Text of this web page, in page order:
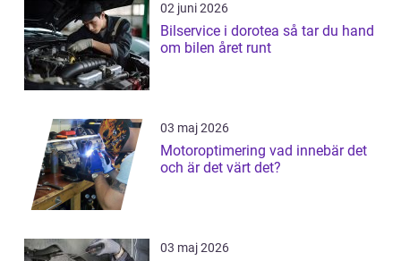
02 juni 2026
Bilservice i dorotea så tar du hand
om bilen året runt
03 maj 2026
Motoroptimering vad innebär det
och är det värt det?
03 maj 2026